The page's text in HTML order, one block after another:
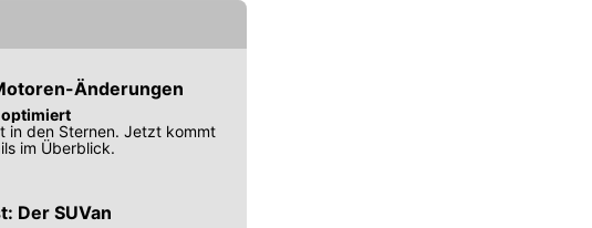
Änderungen
in den Sternen. Jetzt kommt
im Überblick.
Der SUVan